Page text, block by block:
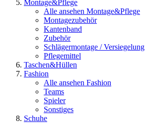
Montage&Pflege
Alle ansehen Montage&Pflege
Montagezubehör
Kantenband
Zubehör
Schlägermontage / Versiegelung
Pflegemittel
Taschen&Hüllen
Fashion
Alle ansehen Fashion
Teams
Spieler
Sonstiges
Schuhe